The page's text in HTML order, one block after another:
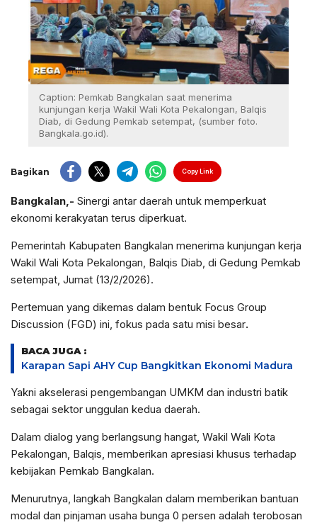
Caption: Pemkab Bangkalan saat menerima
kunjungan kerja Wakil Wali Kota Pekalongan, Balqis
Diab, di Gedung Pemkab setempat, (sumber foto.
Bangkala.go.id).
Bagikan Copy Link
Bangkalan,- Sinergi antar daerah untuk memperkuat
ekonomi kerakyatan terus diperkuat.
Pemerintah Kabupaten Bangkalan menerima kunjungan kerja
Wakil Wali Kota Pekalongan, Balqis Diab, di Gedung Pemkab
setempat, Jumat (13/2/2026).
Pertemuan yang dikemas dalam bentuk Focus Group
Discussion (FGD) ini, fokus pada satu misi besar.
BACA JUGA :
Karapan Sapi AHY Cup Bangkitkan Ekonomi Madura
Yakni akselerasi pengembangan UMKM dan industri batik
sebagai sektor unggulan kedua daerah.
Dalam dialog yang berlangsung hangat, Wakil Wali Kota
Pekalongan, Balqis, memberikan apresiasi khusus terhadap
kebijakan Pemkab Bangkalan.
Menurutnya, langkah Bangkalan dalam memberikan bantuan
modal dan pinjaman usaha bunga 0 persen adalah terobosan